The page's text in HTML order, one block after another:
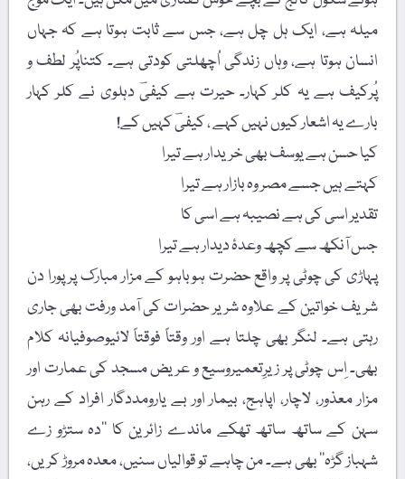
میلہ ہے، ایک ہل چل ہے، جس سے ثابت ہوتا ہے کہ جہاں
انسان ہوتا ہے، وہاں زندگی اُچھلتی کودتی ہے۔ کتناپُر لطف و
پُرکیف ہے یہ کلر کہار۔ حیرت ہے کیفیؔ دہلوی نے کلر کہار
بارے یہ اشعار کیوں نہیں کہے ، کیفیؔ کہیں کے!
کیا حسن ہے یوسف بھی خریدار ہے تیرا
کہتے ہیں جسے مصر وہ بازار ہے تیرا
تقدیر اسی کی ہے نصیبہ ہے اسی کا
جس آنکھ سے کچھ وعدۂ دیدار ہے تیرا
پہاڑی کی چوٹی پر واقع حضرت ہوباہو کے مزار مبارک پر پورا دن
شریف خواتین کے علاوہ شریر حضرات کی آمد ورفت بھی جاری
رہتی ہے۔ لنگر بھی چلتا ہے اور وقتاً فوقتاً لائیوصوفیانہ کلام
بھی۔ اِس چوٹی پر زیرِتعمیروسیع و عریض مسجد کی عمارت اور
مزار معذور، لاچار، اپاہج، بیمار اور بے یارومددگار افراد کے رہن
سہن کے ساتھ ساتھ تھکے ماندے زائرین کا ’’دہ ستڑو زے
شہباز گڑہ‘‘ بھی ہے۔ من چاہے تو قوالیاں سنیں، معدہ مروڑ کریں،